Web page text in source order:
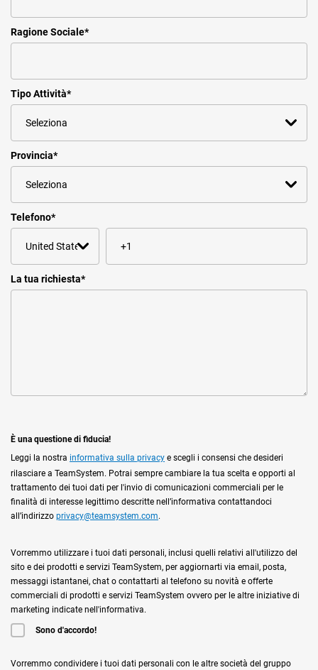
Ragione Sociale*
Tipo Attività*
Provincia*
Telefono*
La tua richiesta*
È una questione di fiducia!
Leggi la nostra informativa sulla privacy e scegli i consensi che desideri
rilasciare a TeamSystem. Potrai sempre cambiare la tua scelta e opporti al
trattamento dei tuoi dati per l'invio di comunicazioni commerciali per le
finalità di interesse legittimo descritte nell’informativa contattandoci
all’indirizzo privacy@teamsystem.com.
Vorremmo utilizzare i tuoi dati personali, inclusi quelli relativi all'utilizzo del
sito e dei prodotti e servizi TeamSystem, per aggiornarti via email, posta,
messaggi istantanei, chat o contattarti al telefono su novità e offerte
commerciali di prodotti e servizi TeamSystem ovvero per le altre iniziative di
marketing indicate nell'informativa.
Sono d'accordo!
Vorremmo condividere i tuoi dati personali con le altre società del gruppo